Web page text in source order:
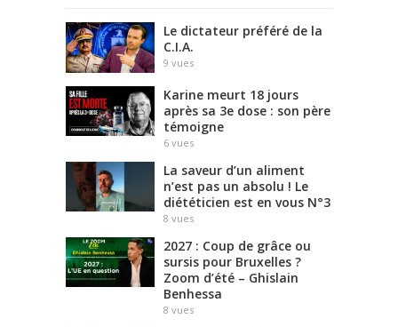
Le dictateur préféré de la
C.I.A.
9 vues
Karine meurt 18 jours
après sa 3e dose : son père
témoigne
6 vues
La saveur d’un aliment
n’est pas un absolu ! Le
diététicien est en vous N°3
8 vues
2027 : Coup de grâce ou
sursis pour Bruxelles ?
Zoom d’été – Ghislain
Benhessa
8 vues